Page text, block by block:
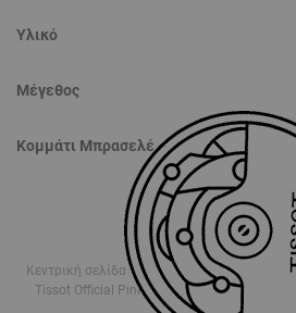
Υλικό
Μέγεθος
Κομμάτι Μπρασελέ
Κεντρική σελίδα
ΜΠΡΑΣΕΛΕ
Tissot Official Pink Leather Strap Lugs 16 mm